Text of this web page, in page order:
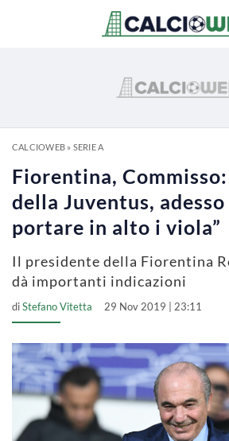
CALCIOWEB» SERIE A
Fiorentina,
della Juventus,
portare in alto i viola”
Il presidente della Fiorentina
dà importanti indicazioni
diStefano Vitetta 29 Nov 2019 | 23:11